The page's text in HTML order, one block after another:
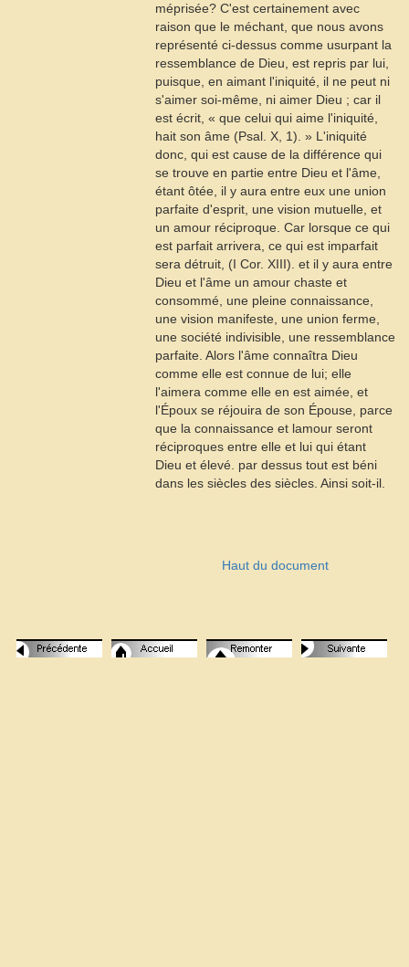
méprisée? C'est certainement avec
raison que le méchant, que nous avons
représenté ci-dessus comme usurpant la
ressemblance de Dieu, est repris par lui,
puisque, en aimant l'iniquité, il ne peut ni
s'aimer soi-même, ni aimer Dieu ; car il
est écrit, « que celui qui aime l'iniquité,
hait son âme (Psal . X, 1). » L'iniquité
donc, qui est cause de la différence qui
se trouve en partie entre Dieu et l'âme,
étant ôtée, il y aura entre eux une union
parfaite d'esprit, une vision mutuelle, et
un amour réciproque. Car lorsque ce qui
est parfait arrivera, ce qui est imparfait
sera détruit, (I Cor. XIII). et il y aura entre
Dieu et l'âme un amour chaste et
consommé, une pleine connaissance,
une vision manifeste, une union ferme,
une société indivisible, une ressemblance
parfaite. Alors l'âme connaîtra Dieu
comme elle est connue de lui; elle
l'aimera comme elle en est aimée, et
l'Époux se réjouira de son Épouse, parce
que la connaissance et lamour seront
réciproques entre elle et lui qui étant
Dieu et élevé. par dessus tout est béni
dans les siècles des siècles. Ainsi soit-il.
Haut du document